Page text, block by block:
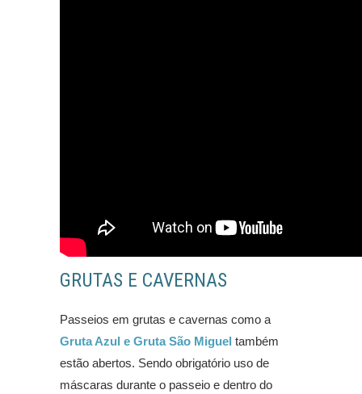
GRUTAS E CAVERNAS
Passeios em grutas e cavernas como a
Gruta Azul e Gruta São Miguel também
estão abertos. Sendo obrigatório uso de
máscaras durante o passeio e dentro do